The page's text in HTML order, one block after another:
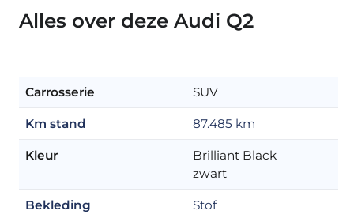
Alles over deze Audi Q2
Carrosserie SUV
Km stand 87.485 km
Kleur
Brilliant Black
zwart
Bekleding Stof